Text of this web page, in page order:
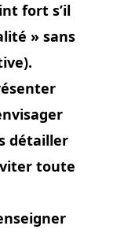
fort s’il
» sans
détailler
toute